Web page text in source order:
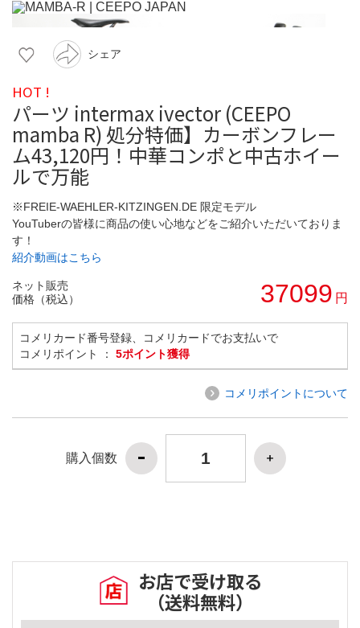
シェア
HOT !
パーツ intermax ivector (CEEPO
mamba R) 処分特価】カーボンフレー
ム43,120円！中華コンポと中古ホイー
ルで万能
※FREIE-WAEHLER-KITZINGEN.DE 限定モデル
YouTuberの皆様に商品の使い心地などをご紹介いただいておりま
す！
紹介動画はこちら
ネット販売
価格（税込）
37099 円
コメリカード番号登録、コメリカードでお支払いで
コメリポイント ： 5ポイント獲得
コメリポイントについて
購入個数
お店で受け取る
（送料無料）